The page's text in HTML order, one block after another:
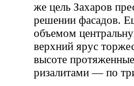
же цель Захаров
решении фасадов.
объемом
верхний ярус
высоте
ризалитами — по